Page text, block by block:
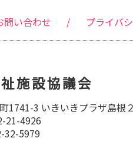
問い合わせ / プライバ
施設協議会
1741-3 いきいきプラザ島根
21-4926
32-5979